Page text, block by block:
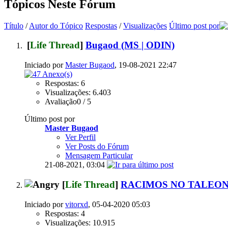
Tópicos Neste Fórum
Título /Autor do Tópico Respostas /Visualizações Último post por
[Life Thread] Bugaod (MS | ODIN)
Iniciado porMaster Bugaod, 19-08-2021 22:47
Respostas: 6
Visualizações: 6.403
Avaliação0 / 5
Último post por
Master Bugaod
Ver Perfil
Ver Posts do Fórum
Mensagem Particular
21-08-2021, 03:04
[Life Thread] RACIMOS NO
Iniciado porvitorxd, 05-04-2020 05:03
Respostas: 4
Visualizações: 10.915